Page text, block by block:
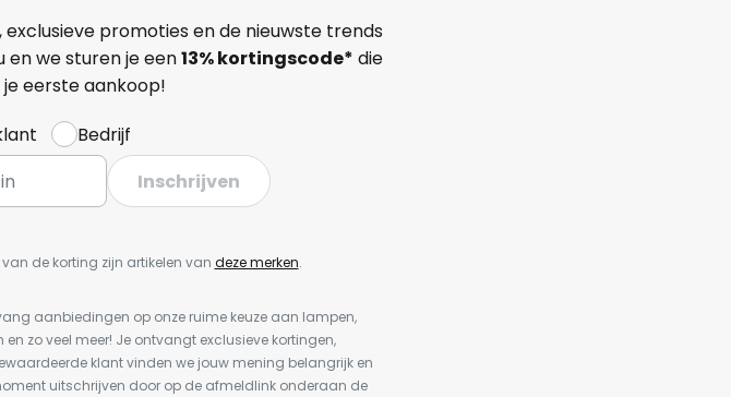
promoties en de nieuwste trends
en we sturen je een13%kortingscode* die
eerste aankoop!
Bedrijf
Inschrijven
de korting zijn artikelen van deze merken.
aanbiedingen op onze ruime keuze aan lampen,
zo veel meer! Je ontvangt exclusieve kortingen,
klant vinden we jouw mening belangrijk en
uitschrijven door op de afmeldlink onderaan de